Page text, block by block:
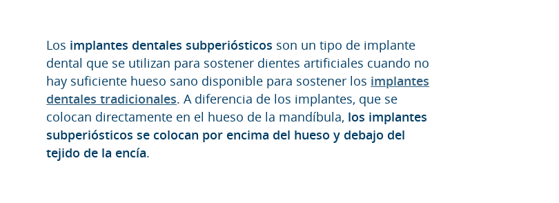
FAQS
CASOS CLÍNICOS
Los implantes dentales subperiósticos son un tipo de implante
dental que se utilizan para sostener dientes artificiales cuando no
hay suficiente hueso sano disponible para sostener los implantes
dentales tradicionales. A diferencia de los implantes, que se
colocan directamente en el hueso de la mandíbula, los implantes
subperiósticos se colocan por encima del hueso y debajo del
tejido de la encía.